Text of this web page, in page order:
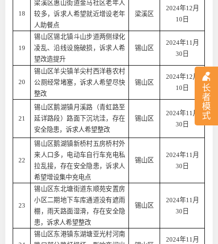
长
者
模
式
18
梁溪区惠山街道金马社区老年人
较多，诉求人希望就近增设老年
人助餐点
梁溪区
2024年12月
10日
19
锡山区锡北镇斗山步道两侧绿化
凌乱、沿线设施破损，诉求人希
望改造提升
锡山区
2024年11月
30日
20
锡山区羊尖镇羊尖村西洋巷农村
公厕经常堵塞，诉求人希望尽快
整改
锡山区
2024年12月
10日
21
锡山区鹅湖镇月溪路（青虹路至
延详路段）路面下沉坑洼，存在
安全隐患，诉求人希望整改
锡山区
2024年11月
30日
22
锡山区鹅湖镇新桥村五房桥村外
来人口多，电动车自行车充电私
拉乱接，存在安全隐患，诉求人
希望增设集中充电点
锡山区
2024年11月
30日
23
锡山区东北塘街道东顺苑安置房
小区二期地下车库通道没有遮雨
棚，雨天路面湿滑，存在安全隐
患，诉求人希望整改
锡山区
2024年11月
30日
锡山区东港镇东湖塘亚光村河南
2024年11月